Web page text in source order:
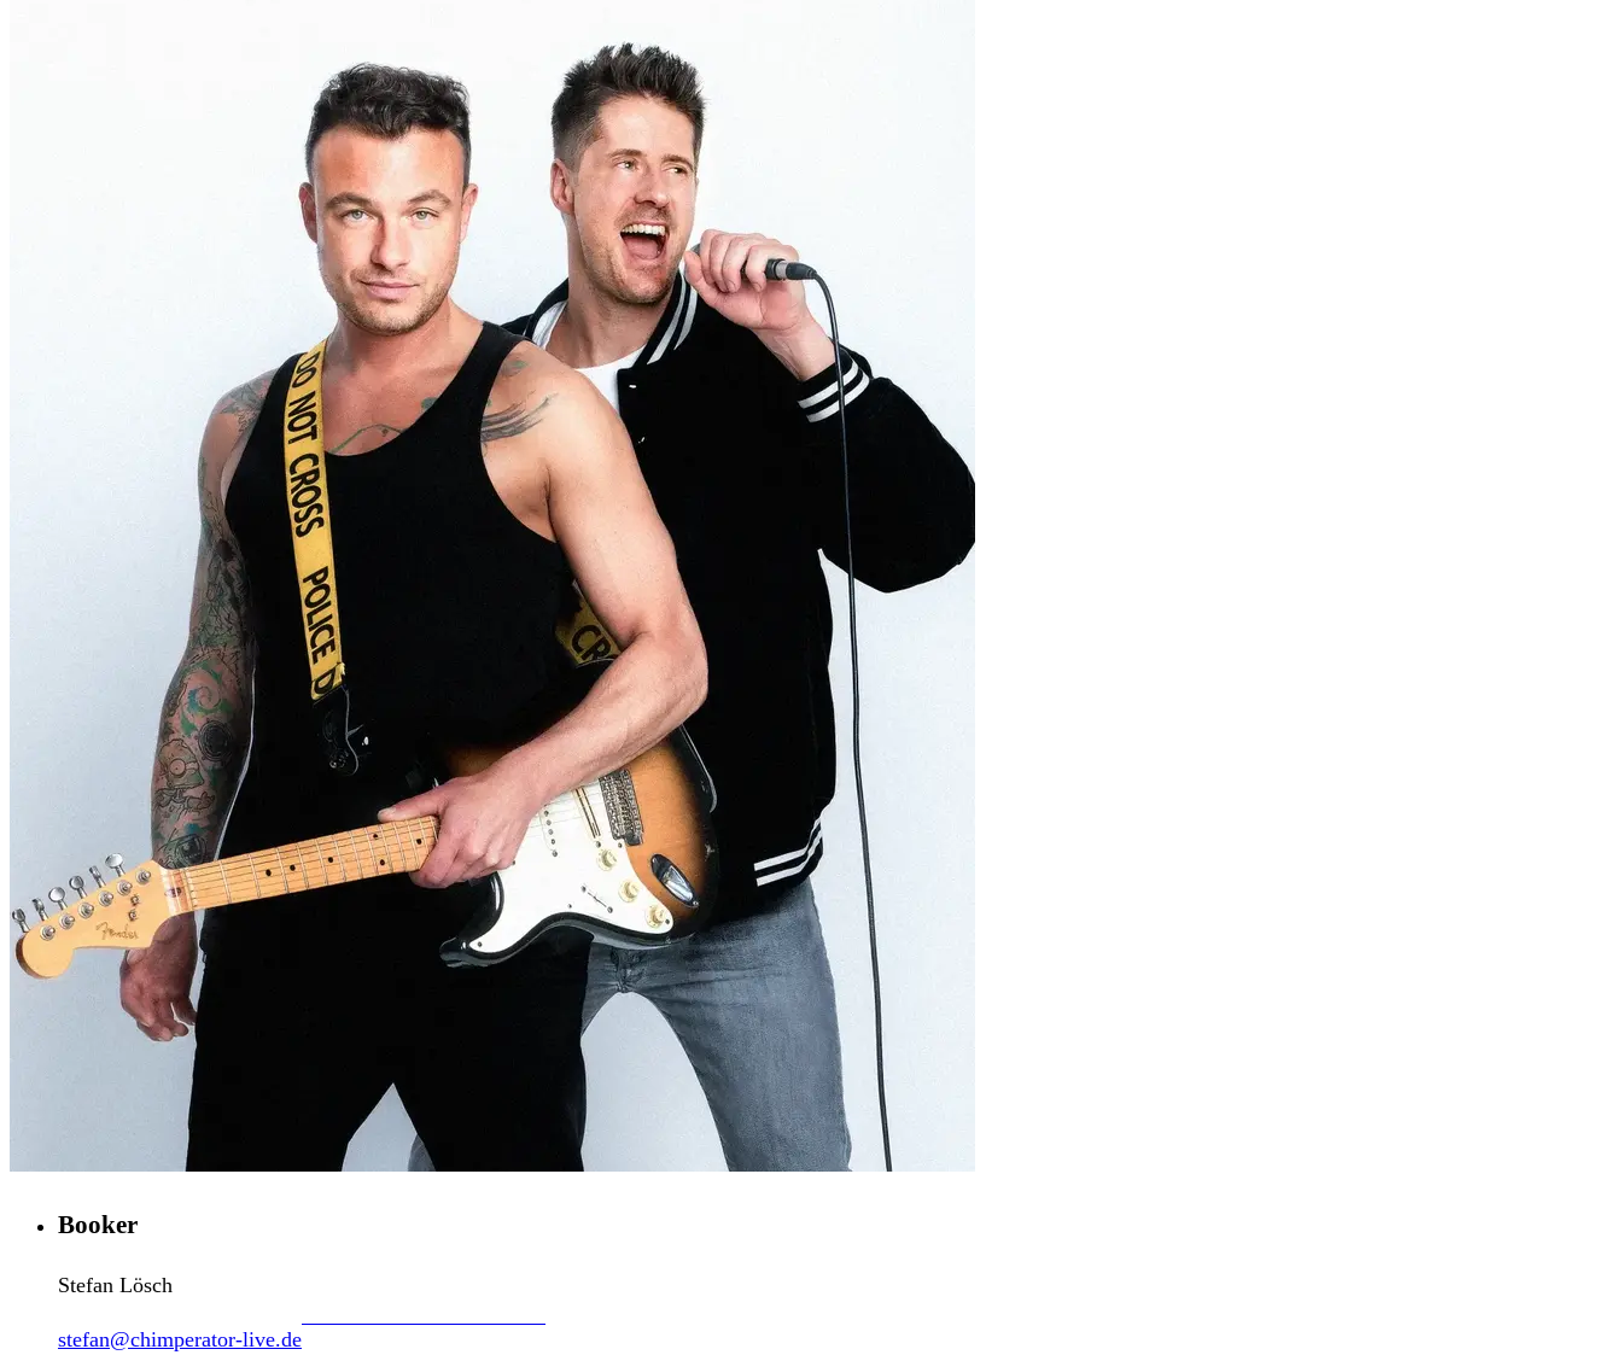
Booker
Stefan Lösch
stefan@chimperator-live.de